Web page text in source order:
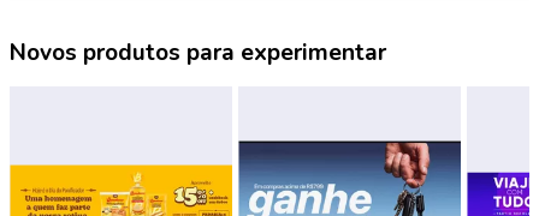
Novos produtos para experimentar